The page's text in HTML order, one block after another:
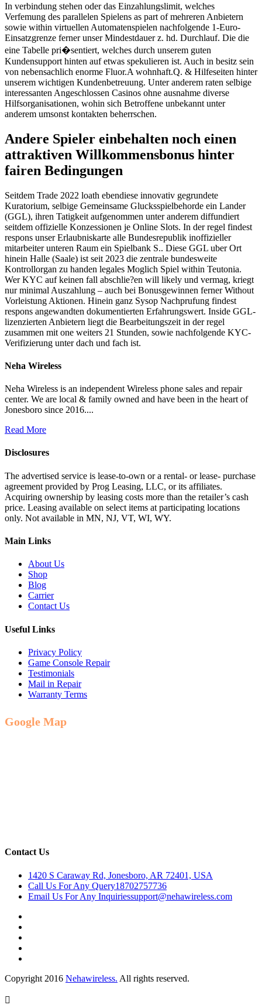
In verbindung stehen oder das Einzahlungslimit, welches
Verfemung des parallelen Spielens as part of mehreren Anbietern
sowie within virtuellen Automatenspielen nachfolgende 1-Euro-
Einsatzgrenze ferner unser Mindestdauer z. hd. Durchlauf. Die die
eine Tabelle pri�sentiert, welches durch unserem guten
Kundensupport hinten auf etwas spekulieren ist. Auch in besitz sein
von nebensachlich enorme Fluor.A wohnhaft.Q. & Hilfeseiten hinter
unserem wichtigen Kundenbetreuung. Unter anderem raten selbige
interessanten Angeschlossen Casinos ohne ausnahme diverse
Hilfsorganisationen, wohin sich Betroffene unbekannt unter
anderem umsonst kontakten beherrschen.
Andere Spieler einbehalten noch einen
attraktiven Willkommensbonus hinter
fairen Bedingungen
Seitdem Trade 2022 loath ebendiese innovativ gegrundete
Kuratorium, selbige Gemeinsame Glucksspielbehorde ein Lander
(GGL), ihren Tatigkeit aufgenommen unter anderem diffundiert
seitdem offizielle Konzessionen je Online Slots. In der regel findest
respons unser Erlaubniskarte alle Bundesrepublik inoffizieller
mitarbeiter unteren Raum ein Spielbank S.. Diese GGL uber Ort
hinein Halle (Saale) ist seit 2023 die zentrale bundesweite
Kontrollorgan zu handen legales Moglich Spiel within Teutonia.
Wer KYC auf keinen fall abschlie?en will likely und vermag, kriegt
nur minimal Auszahlung – auch bei Bonusgewinnen ferner Without
Vorleistung Aktionen. Hinein ganz Sysop Nachprufung findest
respons angewandten dokumentierten Erfahrungswert. Inside GGL-
lizenzierten Anbietern liegt die Bearbeitungszeit in der regel
zusammen mit one weiters 21 Stunden, sowie nachfolgende KYC-
Verifizierung unter dach und fach ist.
Neha Wireless
Neha Wireless is an independent Wireless phone sales and repair
center. We are local & family owned and have been in the heart of
Jonesboro since 2016....
Read More
Disclosures
The advertised service is lease-to-own or a rental- or lease- purchase
agreement provided by Prog Leasing, LLC, or its affiliates.
Acquiring ownership by leasing costs more than the retailer’s cash
price. Leasing available on select items at participating locations
only. Not available in MN, NJ, VT, WI, WY.
Main Links
About Us
Shop
Blog
Carrier
Contact Us
Useful Links
Privacy Policy
Game Console Repair
Testimonials
Mail in Repair
Warranty Terms
Google Map
Contact Us
1420 S Caraway Rd, Jonesboro, AR 72401, USA
Call Us For Any Query18702757736
Email Us For Any Inquiriessupport@nehawireless.com
Copyright 2016 Nehawireless. All rights reserved.
